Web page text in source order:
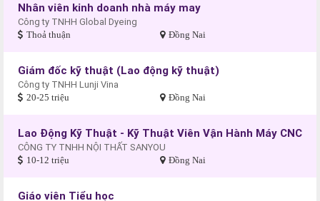
Nhân viên kinh doanh nhà máy may
Công ty TNHH Global Dyeing
Thoả thuận Đồng Nai
Giám đốc kỹ thuật (Lao động kỹ thuật)
Công ty TNHH Lunji Vina
20-25 triệu Đồng Nai
Lao Động Kỹ Thuật - Kỹ Thuật Viên Vận Hành Máy CNC
CÔNG TY TNHH NỘI THẤT SANYOU
10-12 triệu Đồng Nai
Giáo viên Tiểu học